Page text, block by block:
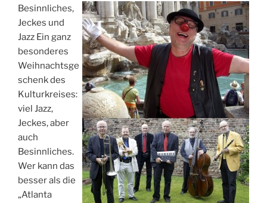
Besinnliches,
Jeckes und
Jazz Ein ganz
besonderes
Weihnachtsge
schenk des
Kulturkreises:
viel Jazz,
Jeckes, aber
auch
Besinnliches.
Wer kann das
besser als die
„Atlanta